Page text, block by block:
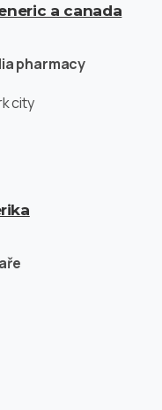
a canada
pharmacy
city